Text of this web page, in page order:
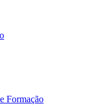
Formação